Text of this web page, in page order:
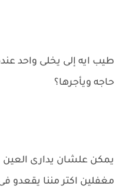
طيب ايه إلى يخلى واحد
حاجه ويأجرها؟
يمكن علشان يدارى
مغفلين اكتر مننا يقعدو